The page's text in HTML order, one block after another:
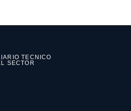
TECNICO
SECTOR